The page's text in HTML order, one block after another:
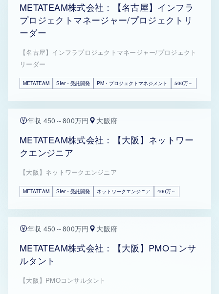
METATEAM株式会社：【名古屋】インフラ
プロジェクトマネージャー/プロジェクトリ
ーダー
【名古屋】インフラプロジェクトマネージャー/プロジェクト
リーダー
METATEAM SIer・受託開発 PM・プロジェクトマネジメント 500万～
年収 450～800万円 大阪府
METATEAM株式会社：【大阪】ネットワー
クエンジニア
【大阪】ネットワークエンジニア
METATEAM SIer・受託開発 ネットワークエンジニア 400万～
年収 450～800万円 大阪府
METATEAM株式会社：【大阪】PMOコンサ
ルタント
【大阪】PMOコンサルタント